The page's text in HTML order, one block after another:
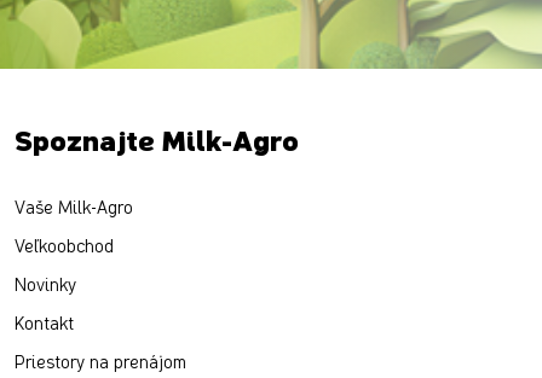
Spoznajte Milk-Agro
Vaše Milk-Agro
Veľkoobchod
Novinky
Kontakt
Priestory na prenájom